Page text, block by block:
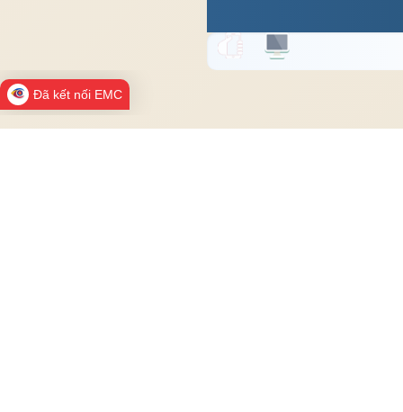
Đã kết nối EMC